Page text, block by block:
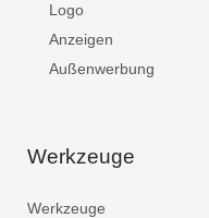
Logo
Anzeigen
Außenwerbung
Werkzeuge
Werkzeuge